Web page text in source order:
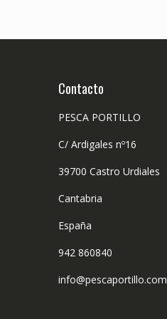
Contacto
PESCA PORTILLO
C/ Ardigales nº16
39700 Castro Urdiales
Cantabria
España
942 860840
info@pescaportillo.com